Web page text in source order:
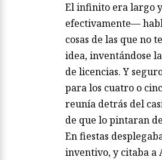
El infinito era largo
efectivamente—
cosas de las que no
idea, inventándose
de licencias. Y
para los cuatro o
reunía detrás del
de que lo pintaran
En fiestas
inventivo, y citaba a